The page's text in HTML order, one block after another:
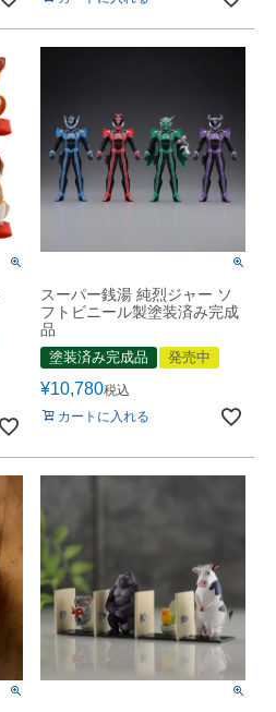
スーパー銭湯 純烈ジャー ソ
フトビニール製塗装済み完成
品
塗装済み完成品 発売中
¥10,780税込
カートに入れる